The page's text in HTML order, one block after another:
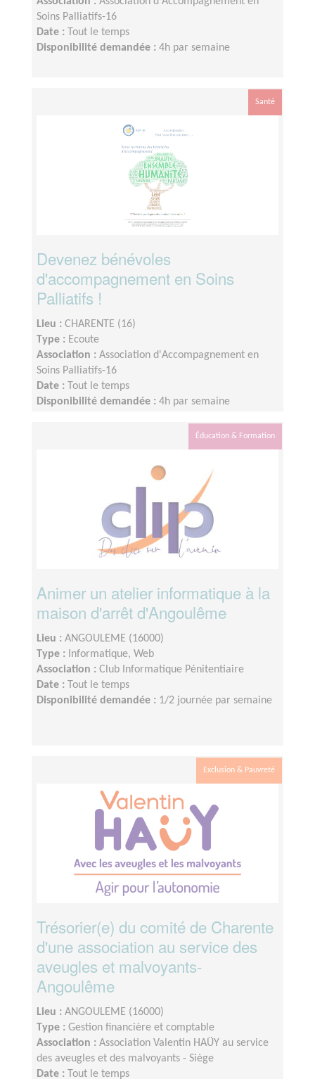
Soins Palliatifs-16
Date :
Tout le temps
Disponibilité demandée : 4h par semaine
Santé
Devenez bénévoles
d'accompagnement en Soins
Palliatifs !
Lieu : CHARENTE (16)
Type : Ecoute
Association : Association d'Accompagnement en
Soins Palliatifs-16
Date :
Tout le temps
Disponibilité demandée : 4h par semaine
Éducation & Formation
Animer un atelier informatique à la
maison d'arrêt d'Angoulême
Lieu : ANGOULEME (16000)
Type :
Informatique, Web
Association : Club Informatique Pénitentiaire
Date :
Tout le temps
Disponibilité demandée : 1/2 journée par semaine
Exclusion & Pauvreté
Trésorier(e) du comité de Charente
d'une association au service des
aveugles et malvoyants-
Angoulême
Lieu : ANGOULEME (16000)
Type : Gestion financière et comptable
Association : Association Valentin HAÜY au service
des aveugles et des malvoyants - Siège
Date :
Tout le temps